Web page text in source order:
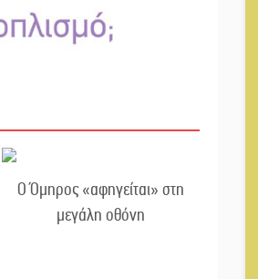
Ο Όμηρος «αφηγείται» στη
μεγάλη οθόνη